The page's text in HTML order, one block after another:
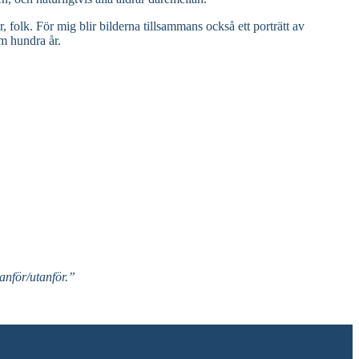
folk. För mig blir bilderna tillsammans också ett porträtt av
hundra år.
utanför.”